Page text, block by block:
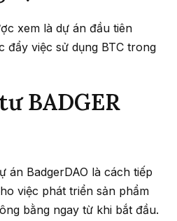
xem là dự án đầu tiên
đẩy việc sử dụng BTC trong
BADGER
án BadgerDAO là cách tiếp
việc phát triển sản phẩm
bằng ngay từ khi bắt đầu.